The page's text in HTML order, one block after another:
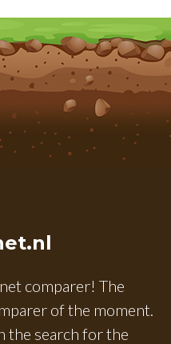
comparer! The
of the moment.
the search for the